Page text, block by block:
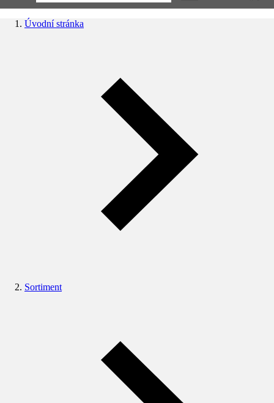
Úvodní stránka
Sortiment